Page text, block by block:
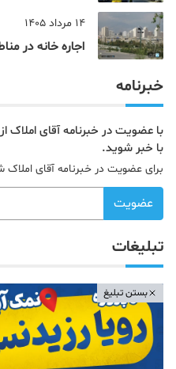
14 مرداد 1405
اجاره خانه در مناطق 15 تا 21
خبرنامه
با عضویت در خبرنامه آقای املاک
با خبر شوید.
برای عضویت در خبرنامه آقای املاک
عضویت
تبلیغات
بستن تبلیغ